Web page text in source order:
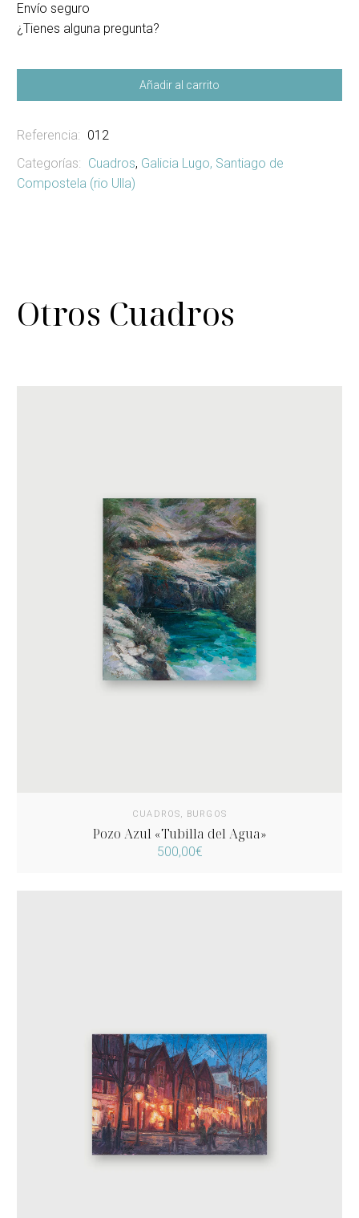
Envío seguro
¿Tienes alguna pregunta?
Añadir al carrito
Referencia: 012
Categorías: Cuadros, Galicia Lugo, Santiago de
Compostela (rio Ulla)
Otros Cuadros
CUADROS, BURGOS
Pozo Azul «Tubilla del Agua»
500,00€